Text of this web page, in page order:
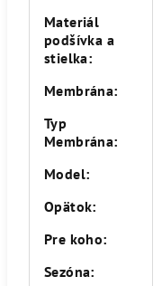
Materiál
podšívka a
stielka:
Membrána:
Typ
Membrána:
Model:
Opätok:
Pre koho:
Sezóna: